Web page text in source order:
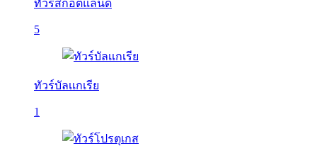
ทัวร์สกอตแลนด์
5
ทัวร์บัลเเกเรีย
1